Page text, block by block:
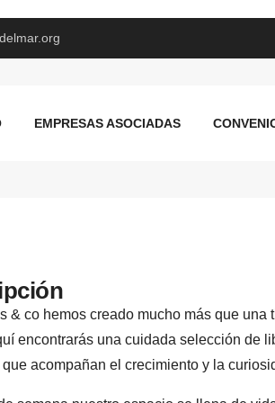
EMPRESAS ASOCIADAS
& co hemos creado mucho más que
encontrarás una cuidada selección de
que acompañan el crecimiento y la